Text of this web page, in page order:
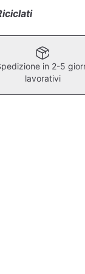
in 2-5
lavorativi